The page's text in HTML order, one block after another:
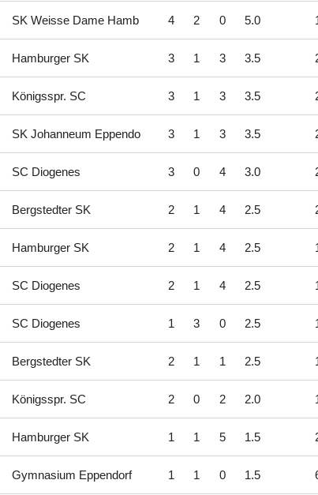
SK Weisse Dame Hamb 4 2 0 5.0
Hamburger SK 3 1 3 3.5
Königsspr. SC 3 1 3 3.5
SK Johanneum Eppendo 3 1 3 3.5
SC Diogenes 3 0 4 3.0
Bergstedter SK 2 1 4 2.5
Hamburger SK 2 1 4 2.5
SC Diogenes 2 1 4 2.5
SC Diogenes 1 3 0 2.5
Bergstedter SK 2 1 1 2.5
Königsspr. SC 2 0 2 2.0
Hamburger SK 1 1 5 1.5
Gymnasium Eppendorf 1 1 0 1.5